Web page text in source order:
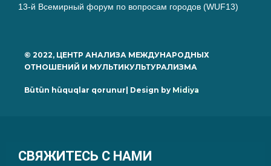
13-й Всемирный форум по вопросам городов (WUF13)
© 2022, ЦЕНТР АНАЛИЗА МЕЖДУНАРОДНЫХ
ОТНОШЕНИЙ И МУЛЬТИКУЛЬТУРАЛИЗМА
Bütün hüquqlar qorunur| Design by Midiya
СВЯЖИТЕСЬ С НАМИ